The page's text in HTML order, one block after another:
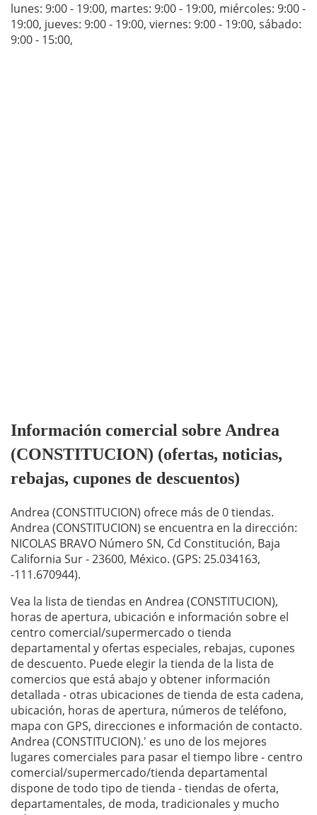
lunes: 9:00 - 19:00, martes: 9:00 - 19:00, miércoles: 9:00 -
19:00, jueves: 9:00 - 19:00, viernes: 9:00 - 19:00, sábado:
9:00 - 15:00,
Información comercial sobre Andrea
(CONSTITUCION) (ofertas, noticias,
rebajas, cupones de descuentos)
Andrea (CONSTITUCION) ofrece más de 0 tiendas.
Andrea (CONSTITUCION) se encuentra en la dirección:
NICOLAS BRAVO Número SN, Cd Constitución, Baja
California Sur - 23600, México. (GPS: 25.034163,
-111.670944).
Vea la lista de tiendas en Andrea (CONSTITUCION),
horas de apertura, ubicación e información sobre el
centro comercial/supermercado o tienda
departamental y ofertas especiales, rebajas, cupones
de descuento. Puede elegir la tienda de la lista de
comercios que está abajo y obtener información
detallada - otras ubicaciones de tienda de esta cadena,
ubicación, horas de apertura, números de teléfono,
mapa con GPS, direcciones e información de contacto.
Andrea (CONSTITUCION).' es uno de los mejores
lugares comerciales para pasar el tiempo libre - centro
comercial/supermercado/tienda departamental
dispone de todo tipo de tienda - tiendas de oferta,
departamentales, de moda, tradicionales y mucho